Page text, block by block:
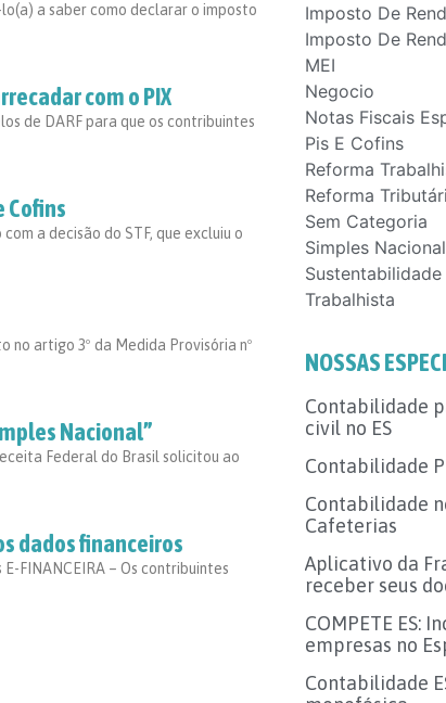
a saber como declarar o imposto
com o PIX
de DARF para que os contribuintes
Cofins
a decisão do STF, que excluiu o
no artigo 3º da Medida Provisória nº
Nacional”
Federal do Brasil solicitou ao
dados financeiros
FINANCEIRA – Os contribuintes
Imposto De
Imposto De
MEI
Negocio
Notas Fiscais
Pis E Cofins
Reforma
Reforma
Sem Categoria
Simples Nacional
Sustentabilidade
Trabalhista
NOSSAS
Contabilidade
civil no ES
Contabilidade
Contabilidade
Cafeterias
Aplicativo da
receber seus
COMPETE ES:
empresas no
Contabilidade